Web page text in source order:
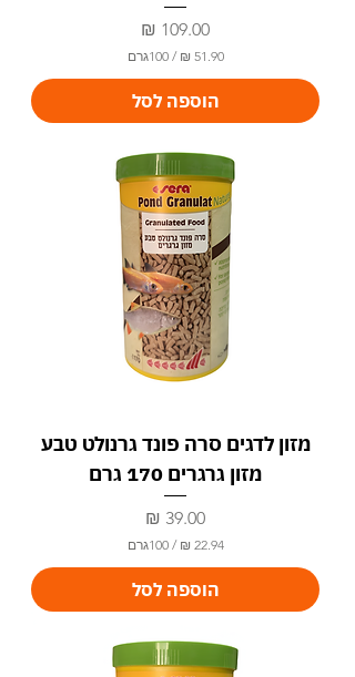
מחיר
‏51.90 ‏₪
/100גרם
1
.
0
‏
₪
ל
-
1
0
0
ג
ר
ם
הוספה לסל
מזון לדגים סרה פונד גרנולט טבע
מזון גרגרים 170 גרם
מחיר
‏22.94 ‏₪
/100גרם
2
.
4
הוספה לסל